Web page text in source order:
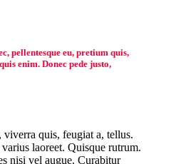
pellentesque eu, pretium quis,
enim. Donec pede justo,
quis, feugiat a, tellus.
laoreet. Quisque rutrum.
nisi vel augue. Curabitur